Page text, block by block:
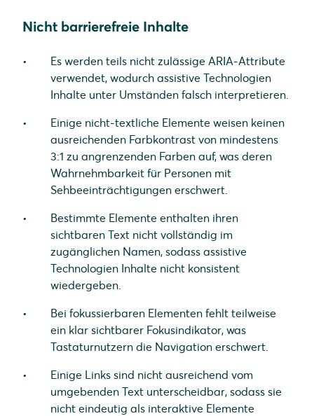
Nicht barrierefreie Inhalte
Es werden teils nicht zulässige ARIA-Attribute
verwendet, wodurch assistive Technologien
Inhalte unter Umständen falsch interpretieren.
Einige nicht-textliche Elemente weisen keinen
ausreichenden Farbkontrast von mindestens
3:1 zu angrenzenden Farben auf, was deren
Wahrnehmbarkeit für Personen mit
Sehbeeinträchtigungen erschwert.
Bestimmte Elemente enthalten ihren
sichtbaren Text nicht vollständig im
zugänglichen Namen, sodass assistive
Technologien Inhalte nicht konsistent
wiedergeben.
Bei fokussierbaren Elementen fehlt teilweise
ein klar sichtbarer Fokusindikator, was
Tastaturnutzern die Navigation erschwert.
Einige Links sind nicht ausreichend vom
umgebenden Text unterscheidbar, sodass sie
nicht eindeutig als interaktive Elemente